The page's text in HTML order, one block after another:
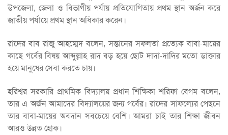
উপজেলা, জেলা ও বিভাগীয় পর্যায় প্রতিযোগিতায় প্রথম স্থান অর্জন করে
জাতীয় পর্যায়ে প্রথম স্থান অধিকার করেন।
রাদের বাব রাজু আহম্মেদ বলেন, সন্তানের সফলতা প্রত্যেক বাবা-মায়ের
কাছে গর্বের বিষয় আব্দুল্লাহ রাদ বড় হয়ে ছোট দাদা-দাদির মতো ডাক্তার
হয়ে মানুষের সেবা করতে চায়।
হরিশ্বর সরকারি প্রাথমিক বিদ্যালয় প্রধান শিক্ষিকা শরিফা বেগম বলেন,
তার এ অর্জন আমাদের বিদ্যালয়ের জন্য গর্বের। রাদের সাফল্যের পেছনে
তার বাবা-মায়ের অবদান সবচেয়ে বেশি। আমরা চাই তার শিক্ষা জীবন
আরও উন্নত হোক।